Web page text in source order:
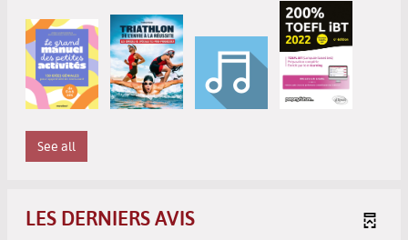
See all
LES DERNIERS AVIS